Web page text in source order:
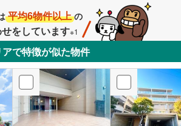
平均6物件以上 の
をしています※1
で特徴が似た物件